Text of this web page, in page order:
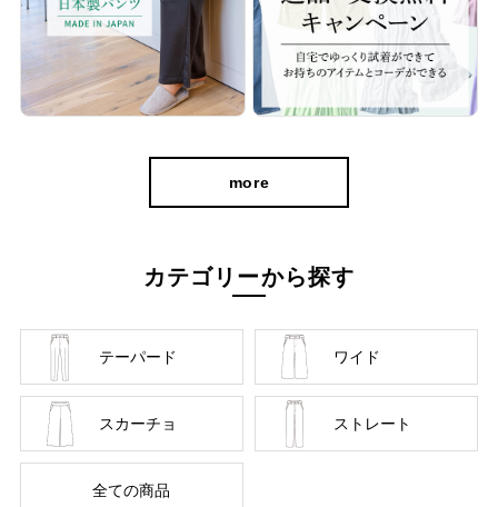
more
カテゴリーから探す
テーパード ワイド
スカーチョ ストレート
全ての商品